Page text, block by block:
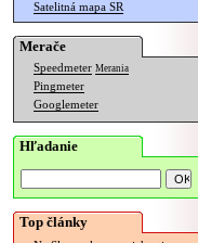
Satelitná mapa SR
Merače
Speedmeter Merania
Pingmeter
Googlemeter
Hľadanie
Top články